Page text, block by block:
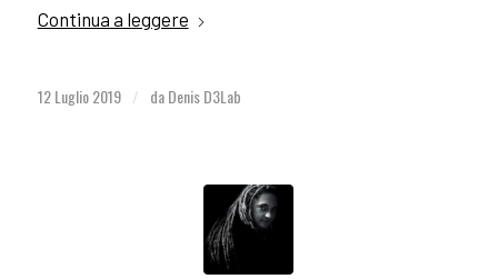
Continua a leggere
12 Luglio 2019 / daDenis D3Lab